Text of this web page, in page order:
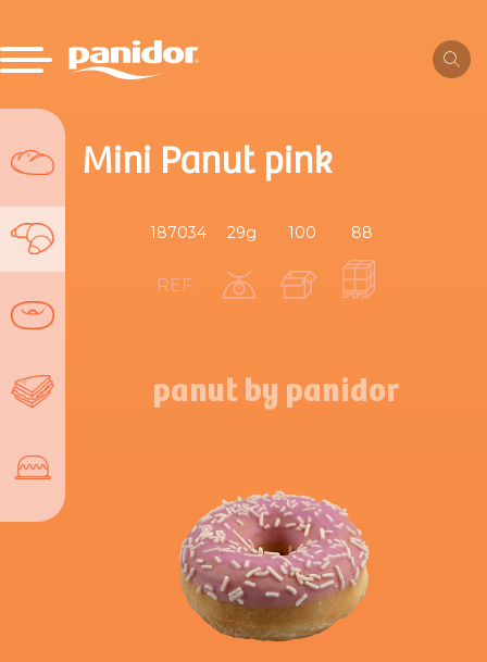
Mini Panut pink
REF.
187034 29g 100 88
panut by panidor